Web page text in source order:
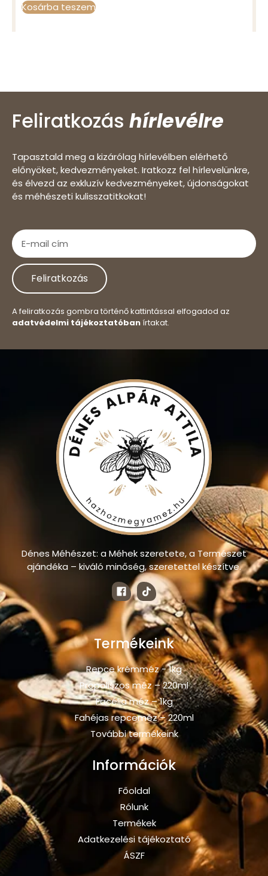
Kosárba teszem
Feliratkozás hírlevélre
Tapasztald meg a kizárólag hírlevélben elérhető
előnyöket, kedvezményeket. Iratkozz fel hírlevelünkre,
és élvezd az exkluzív kedvezményeket, újdonságokat
és méhészeti kulisszatitkokat!
Feliratkozás
A feliratkozás gombra történő kattintással elfogadod az
adatvédelmi tájékoztatóban írtakat.
Dénes Méhészet: a Méhek szeretete, a Természet
ajándéka – kiváló minőség, szeretettel készítve.
Termékeink
Repce krémméz - 1kg
Propoliszos méz – 220ml
Facélia méz – 1kg
Fahéjas repceméz – 220ml
További termékeink
Információk
Főoldal
Rólunk
Termékek
Adatkezelési tájékoztató
ÁSZF